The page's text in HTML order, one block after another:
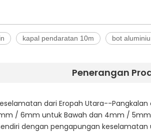
kapal pendaratan 10m bot
Penerangan
dari Eropah Utara--
/ 6mm untuk Bawah dan 4mm /
dengan pengapungan